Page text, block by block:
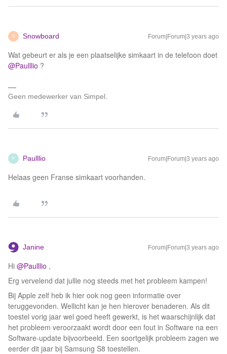
S Snowboard Forum|Forum|3 years ago
Wat gebeurt er als je een plaatselijke simkaart in de telefoon doet
@Paulllio ?
Geen medewerker van Simpel.
P Paulllio Forum|Forum|3 years ago
Helaas geen Franse simkaart voorhanden.
Janine Forum|Forum|3 years ago
Hi @Paulllio ,
Erg vervelend dat jullie nog steeds met het probleem kampen!
Bij Apple zelf heb ik hier ook nog geen informatie over
teruggevonden. Wellicht kan je hen hierover benaderen. Als dit
toestel vorig jaar wel goed heeft gewerkt, is het waarschijnlijk dat
het probleem veroorzaakt wordt door een fout in Software na een
Software-update bijvoorbeeld. Een soortgelijk probleem zagen we
eerder dit jaar bij Samsung S8 toestellen.